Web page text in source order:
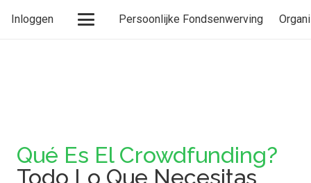
Inloggen Persoonlijke Fondsenwerving
Qué Es El Crowdfunding?
Todo Lo Que Necesitas